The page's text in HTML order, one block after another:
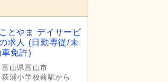
とやま デイサービ
求人 (日勤専従/未
免許)
富山県富山市
萩浦小学校前駅から